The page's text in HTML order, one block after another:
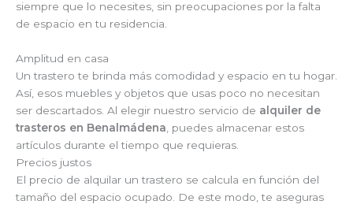
siempre que lo necesites, sin preocupaciones por la falta
de espacio en tu residencia.
Amplitud en casa
Un trastero te brinda más comodidad y espacio en tu hogar.
Así, esos muebles y objetos que usas poco no necesitan
ser descartados. Al elegir nuestro servicio de alquiler de
trasteros en Benalmádena , puedes almacenar estos
artículos durante el tiempo que requieras.
Precios justos
El precio de alquilar un trastero se calcula en función del
tamaño del espacio ocupado. De este modo, te aseguras